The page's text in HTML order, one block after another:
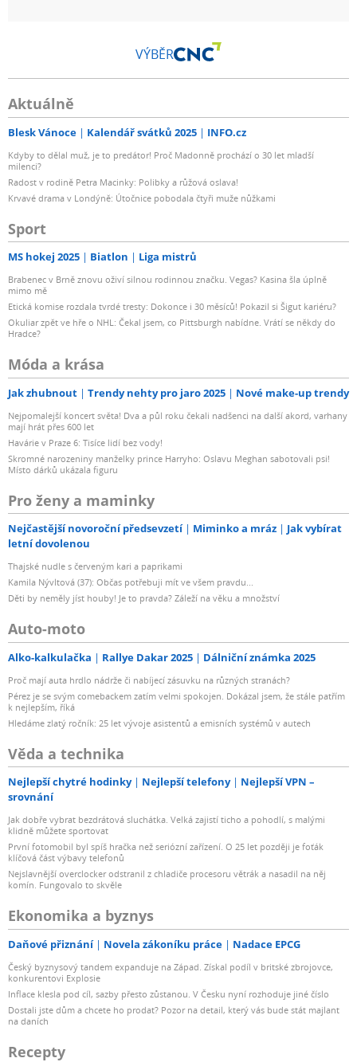
VÝBĚR
Aktuálně
Blesk Vánoce Kalendář svátků 2025 INFO.cz
Kdyby to dělal muž, je to predátor! Proč Madonně prochází o 30 let mladší
milenci?
Radost v rodině Petra Macinky: Polibky a růžová oslava!
Krvavé drama v Londýně: Útočnice pobodala čtyři muže nůžkami
Sport
MS hokej 2025 Biatlon Liga mistrů
Brabenec v Brně znovu oživí silnou rodinnou značku. Vegas? Kasina šla úplně
mimo mě
Etická komise rozdala tvrdé tresty: Dokonce i 30 měsíců! Pokazil si Šigut kariéru?
Okuliar zpět ve hře o NHL: Čekal jsem, co Pittsburgh nabídne. Vrátí se někdy do
Hradce?
Móda a krása
Jak zhubnout Trendy nehty pro jaro 2025 Nové make-up trendy
Nejpomalejší koncert světa! Dva a půl roku čekali nadšenci na další akord, varhany
mají hrát přes 600 let
Havárie v Praze 6: Tisíce lidí bez vody!
Skromné narozeniny manželky prince Harryho: Oslavu Meghan sabotovali psi!
Místo dárků ukázala figuru
Pro ženy a maminky
Nejčastější novoroční předsevzetí Miminko a mráz
Jak vybírat
letní dovolenou
Thajské nudle s červeným kari a paprikami
Kamila Nývltová (37): Občas potřebuji mít ve všem pravdu...
Děti by neměly jíst houby! Je to pravda? Záleží na věku a množství
Auto-moto
Alko-kalkulačka Rallye Dakar 2025 Dálniční známka 2025
Proč mají auta hrdlo nádrže či nabíjecí zásuvku na různých stranách?
Pérez je se svým comebackem zatím velmi spokojen. Dokázal jsem, že stále patřím
k nejlepším, říká
Hledáme zlatý ročník: 25 let vývoje asistentů a emisních systémů v autech
Věda a technika
Nejlepší chytré hodinky Nejlepší telefony
Nejlepší VPN –
srovnání
Jak dobře vybrat bezdrátová sluchátka. Velká zajistí ticho a pohodlí, s malými
klidně můžete sportovat
První fotomobil byl spíš hračka než seriózní zařízení. O 25 let později je foťák
klíčová část výbavy telefonů
Nejslavnější overclocker odstranil z chladiče procesoru větrák a nasadil na něj
komín. Fungovalo to skvěle
Ekonomika a byznys
Daňové přiznání Novela zákoníku práce Nadace EPCG
Český byznysový tandem expanduje na Západ. Získal podíl v britské zbrojovce,
konkurentovi Explosie
Inflace klesla pod cíl, sazby přesto zůstanou. V Česku nyní rozhoduje jiné číslo
Dostali jste dům a chcete ho prodat? Pozor na detail, který vás bude stát majlant
na daních
Recepty